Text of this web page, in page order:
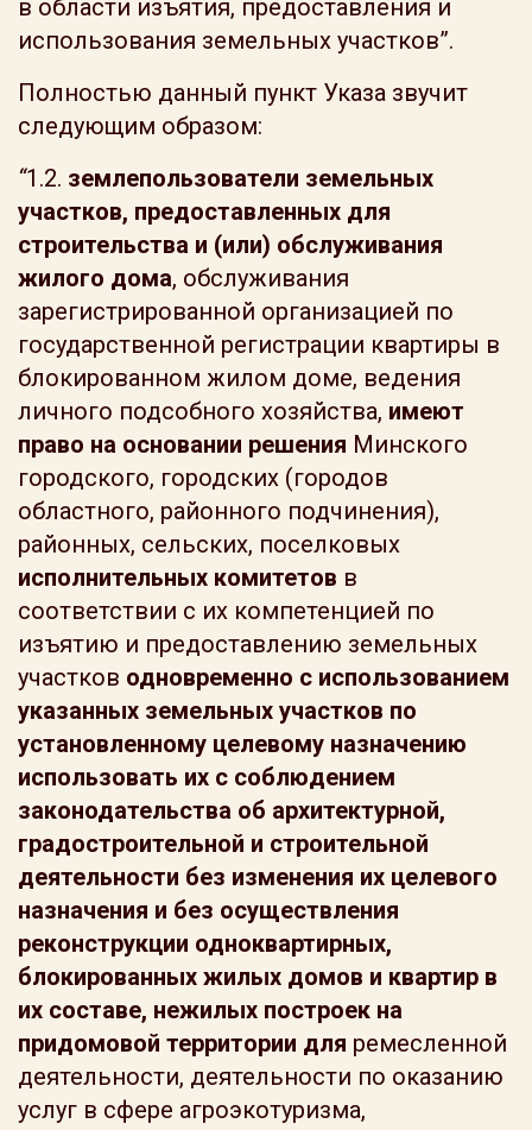
в области изъятия, предоставления и
использования земельных участков”.
Полностью данный пункт Указа звучит
следующим образом:
“1.2. землепользователи земельных
участков, предоставленных для
строительства и (или) обслуживания
жилого дома, обслуживания
зарегистрированной организацией по
государственной регистрации квартиры в
блокированном жилом доме, ведения
личного подсобного хозяйства, имеют
право на основании решения Минского
городского, городских (городов
областного, районного подчинения),
районных, сельских, поселковых
исполнительных комитетов в
соответствии с их компетенцией по
изъятию и предоставлению земельных
участков одновременно с использованием
указанных земельных участков по
установленному целевому назначению
использовать их с соблюдением
законодательства об архитектурной,
градостроительной и строительной
деятельности без изменения их целевого
назначения и без осуществления
реконструкции одноквартирных,
блокированных жилых домов и квартир в
их составе, нежилых построек на
придомовой территории для ремесленной
деятельности, деятельности по оказанию
услуг в сфере агроэкотуризма,